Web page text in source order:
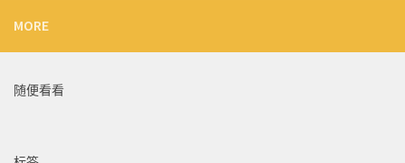
MORE
随便看看